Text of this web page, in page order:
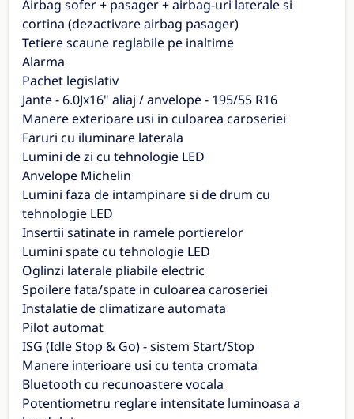
Airbag sofer + pasager + airbag-uri laterale si
cortina (dezactivare airbag pasager)
Tetiere scaune reglabile pe inaltime
Alarma
Pachet legislativ
Jante - 6.0Jx16" aliaj / anvelope - 195/55 R16
Manere exterioare usi in culoarea caroseriei
Faruri cu iluminare laterala
Lumini de zi cu tehnologie LED
Anvelope Michelin
Lumini faza de intampinare si de drum cu
tehnologie LED
Insertii satinate in ramele portierelor
Lumini spate cu tehnologie LED
Oglinzi laterale pliabile electric
Spoilere fata/spate in culoarea caroseriei
Instalatie de climatizare automata
Pilot automat
ISG (Idle Stop & Go) - sistem Start/Stop
Manere interioare usi cu tenta cromata
Bluetooth cu recunoastere vocala
Potentiometru reglare intensitate luminoasa a